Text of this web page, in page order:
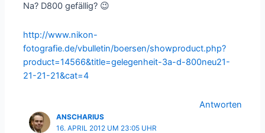
Na? D800 gefällig? 😉
http://www.nikon-
fotografie.de/vbulletin/boersen/showproduct.php?
product=14566&title=gelegenheit-3a-d-800neu21-
21-21-21&cat=4
Antworten
ANSCHARIUS
16. APRIL 2012 UM 23:05 UHR